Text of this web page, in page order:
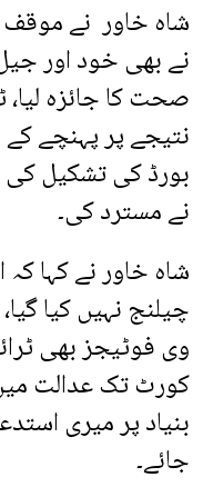
شاہ خاور نے موقف
نے بھی خود اور
صحت کا جائزہ
نتیجے پر پہنچے
بورڈ کی تشکیل
نے مسترد کی۔
شاہ خاور نے کہا
چیلنج نہیں کیا
وی فوٹیجز بھی
کورٹ تک عدالت
بنیاد پر میری
جائے۔